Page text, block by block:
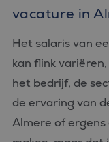
vacature in
Het salaris van
kan flink
het bedrijf, de
de ervaring van
Almere of ergens